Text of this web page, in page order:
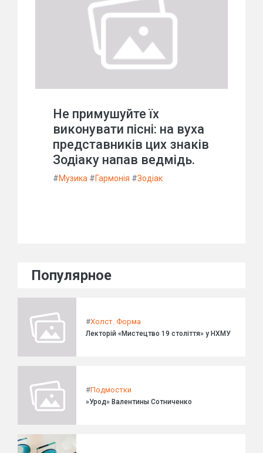
Не примушуйте їх
виконувати пісні: на вуха
представників цих знаків
Зодіаку напав ведмідь.
#Музика #Гармонія #Зодіак
Популярное
#Холст. Форма
Лекторій «Мистецтво 19 століття» у НХМУ
#Подмостки
»Урод» Валентины Сотниченко